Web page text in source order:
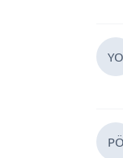
YO
PÖ